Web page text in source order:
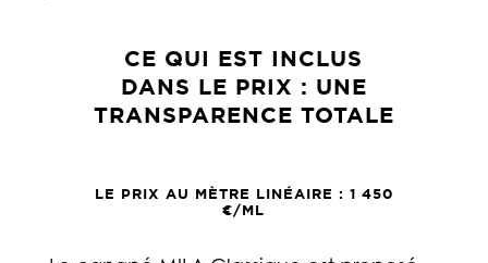
CE QUI EST INCLUS
DANS LE PRIX : UNE
TRANSPARENCE TOTALE
LE PRIX AU MÈTRE LINÉAIRE : 1 450
€/ML